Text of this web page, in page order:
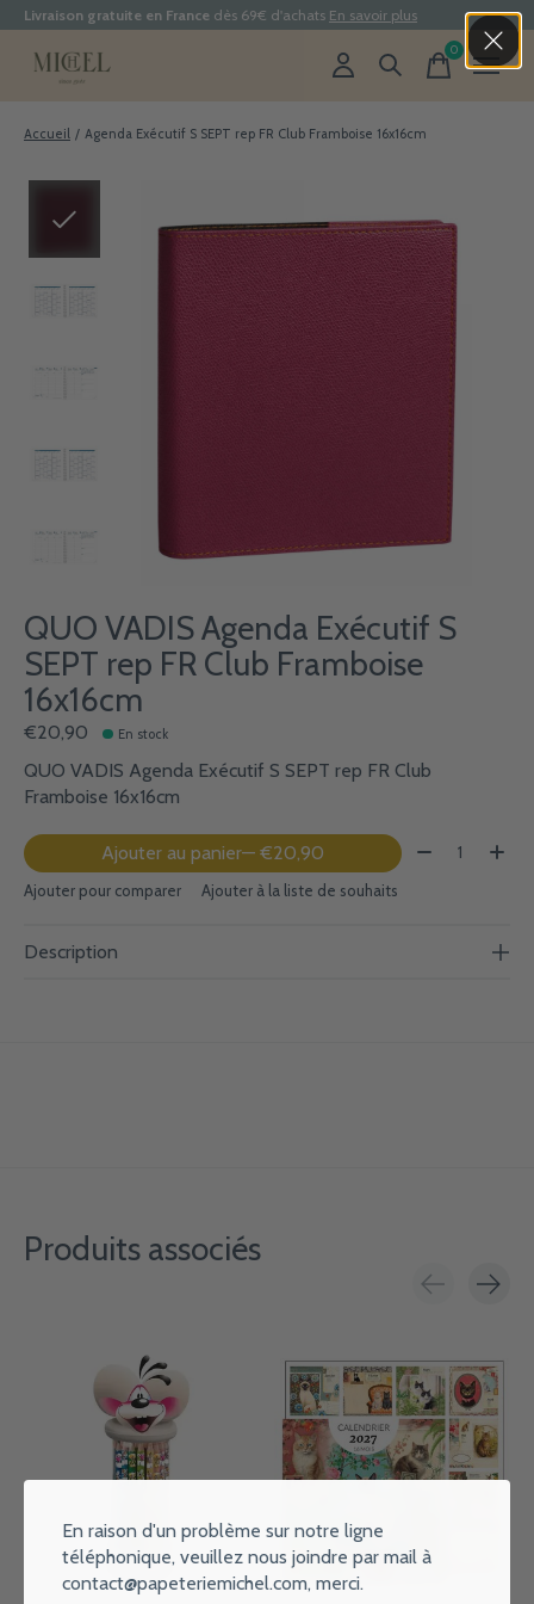
Livraison gratuite en France dès 69€ d'achats En savoir plus
0items
Accueil / Agenda Exécutif S SEPT rep FR Club Framboise 16x16cm
QUO VADIS Agenda Exécutif S
SEPT rep FR Club Framboise
16x16cm
€20,90 En stock
QUO VADIS Agenda Exécutif S SEPT rep FR Club
Framboise 16x16cm
Ajouter au panier — €20,90 Quantité:
Ajouter pour comparer Ajouter à la liste de souhaits
Description
Produits associés
En raison d'un problème sur notre ligne
téléphonique, veuillez nous joindre par mail à
contact@papeteriemichel.com, merci.